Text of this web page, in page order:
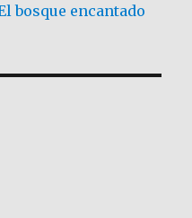
bosque encantado